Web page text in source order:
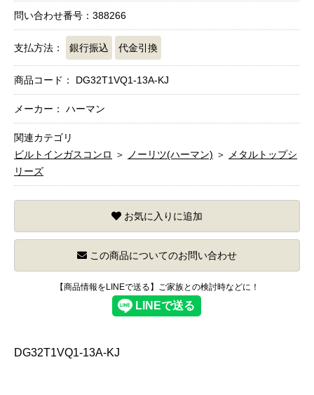
問い合わせ番号：388266
支払方法： 銀行振込 代金引換
商品コード： DG32T1VQ1-13A-KJ
メーカー： ハーマン
関連カテゴリ
ビルトインガスコンロ ＞ ノーリツ(ハーマン) ＞ メタルトップシ
リーズ
お気に入りに追加
この商品についてのお問い合わせ
【商品情報をLINEで送る】ご家族との検討時などに！
DG32T1VQ1-13A-KJ